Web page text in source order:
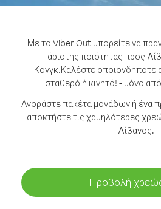
Με το Viber Out μπορείτε να
άριστης ποιότητας προς
Κονγκ.Καλέστε οποιονδήποτε
σταθερό ή κινητό! - μόνο
Αγοράστε πακέτα μονάδων ή ένα
αποκτήστε τις χαμηλότερες
Λίβανος.
Προβολή